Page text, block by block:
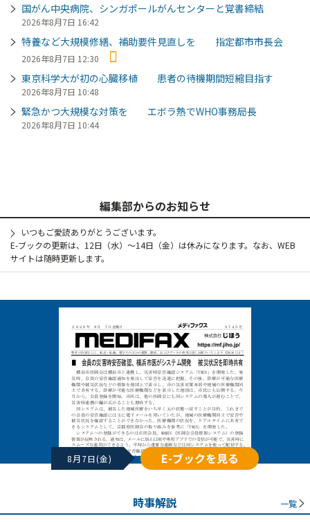
国がん中央病院、シンガポールがんセンターと覚書締結
2026年8月7日 16:42
特養など大規模修繕、補助要件見直しを 指定都市市長会
2026年8月7日 12:30
東京科学大が初の心臓移植 患者の待機期間短縮目指す
2026年8月7日 10:48
緊急かつ大規模な対策を エボラ熱でWHO事務局長
2026年8月7日 10:44
編集部からのお知らせ
いつもご愛読ありがとうございます。
E-ブックの更新は、12日（水）～14日（金）は休みになります。なお、WEB
サイトは随時更新します。
8月7日(金) E-ブックを見る
時事解説 一覧